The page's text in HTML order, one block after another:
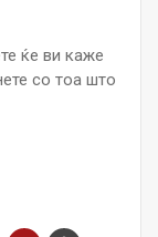
ќе ви каже
со тоа што